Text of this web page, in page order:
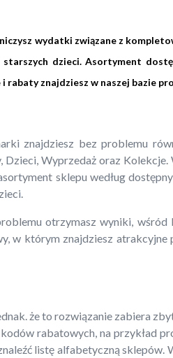
wydatki związane z
dzieci. Asortyment
rabaty znajdziesz w naszej bazie
znajdziesz bez problemu
Wyprzedaż oraz Kolekcje.
sklepu według
otrzymasz wyniki, wśród
w którym znajdziesz atrakcyjne
że to rozwiązanie zabiera
rabatowych, na przykład
listę alfabetyczną sklepów.